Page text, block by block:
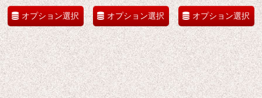
オプション選択 オプション選択 オプション選択